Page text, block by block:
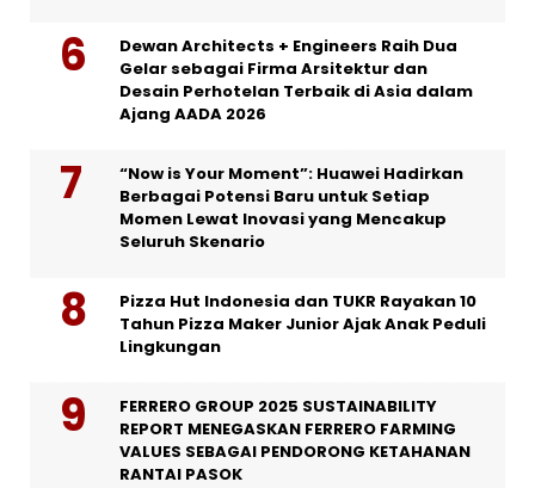
Dewan Architects + Engineers Raih Dua
Gelar sebagai Firma Arsitektur dan
Desain Perhotelan Terbaik di Asia dalam
Ajang AADA 2026
“Now is Your Moment”: Huawei Hadirkan
Berbagai Potensi Baru untuk Setiap
Momen Lewat Inovasi yang Mencakup
Seluruh Skenario
Pizza Hut Indonesia dan TUKR Rayakan 10
Tahun Pizza Maker Junior Ajak Anak Peduli
Lingkungan
FERRERO GROUP 2025 SUSTAINABILITY
REPORT MENEGASKAN FERRERO FARMING
VALUES SEBAGAI PENDORONG KETAHANAN
RANTAI PASOK